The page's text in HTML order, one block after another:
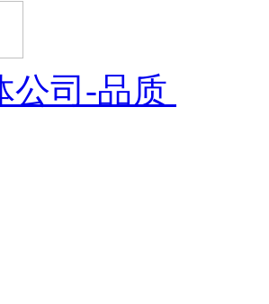
公司-品质